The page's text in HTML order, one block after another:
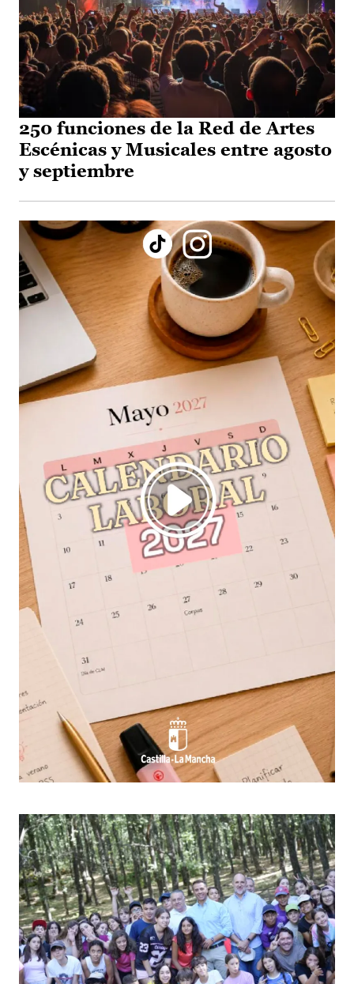
250 funciones de la Red de Artes
Escénicas y Musicales entre agosto
y septiembre